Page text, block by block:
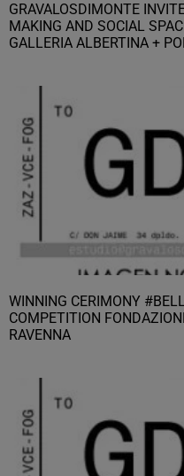
GRAVALOSDIMONTE
MAKING AND SOCIAL
GALLERIA ALBERTINA +
WINNING CERIMONY
COMPETITION
RAVENNA